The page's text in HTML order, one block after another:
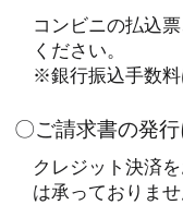
コンビニの払込
ください。
※銀行振込手数
〇ご請求書の発
クレジット決済
は承っておりませ